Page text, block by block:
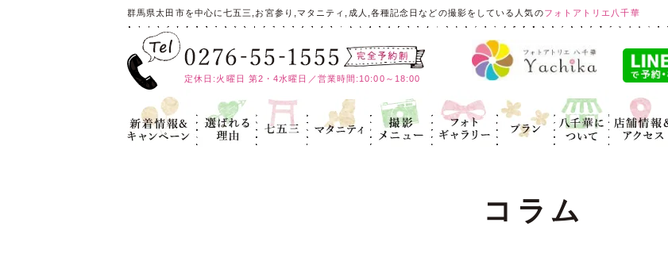
群馬県太田市を中心に七五三,お宮参り,マタニティ,成人,各種記念日などの撮影をしている人気のフォトアトリエ八千華
定休日:火曜日 第2・4水曜日／営業時間:10:00～18:00
新着情報＆キ
ャンペーン
選ばれる理
由
七五三 マタニティ 記念写真
フォトギャラ
リー
プラン
八千華につ
いて
店舗情報＆ア
クセス
コラム